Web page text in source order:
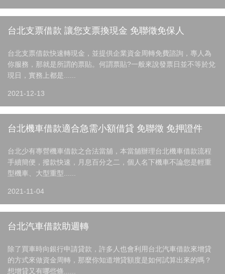
台北支票借款 讓您支票換現金 免聯徵免保人
台北支票借款快速轉現金，並提供企業資金周轉免費諮詢，專人為
你服務，那就是所謂的票貼。何謂票貼?一般來說發票日並不等於兌
現日，實務上都是......
2021-12-13
台北機車借款適合急需小額借貸 免聯徵 免押證件
台北少有專營機車借款之合法當舖，本當舖辦理台北機車借款流程
手續簡便，撥款快速，月息百分之二，個人名下機車不論您是輕重
型機車、大型重型......
2021-11-04
台北汽車借款助週轉
除了買車時向銀行申請貸款，許多人也會利用台北汽車借款來增貸
的方式來做資金周轉，那麼你知道增貸額度是如何試算出來的嗎？
想增貸又有哪些條......